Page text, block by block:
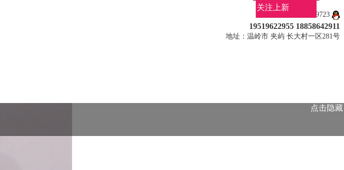
QQ：1755989723
19519622955 18858642911
地址：温岭市 夹屿 长大村一区281号
关注上新
点击隐藏